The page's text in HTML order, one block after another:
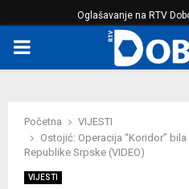
Oglašavanje na RTV
PRIMARY
Početna
VIJESTI
Ostojić: Operacija “Koridor”
Republike Srpske (VIDEO)
VIJESTI